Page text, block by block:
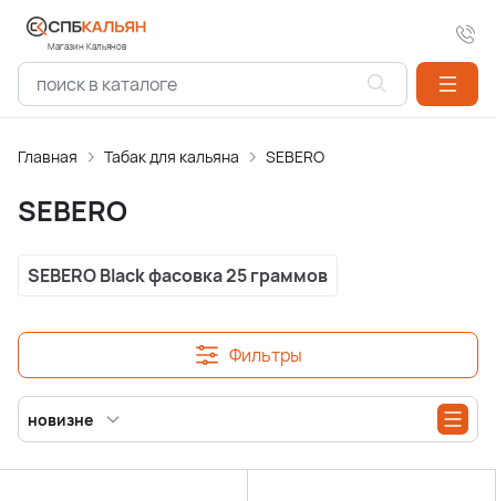
Магазин Кальянов
Главная Табак для кальяна SEBERO
SEBERO
SEBERO Black фасовка 25 граммов
Фильтры
новизне